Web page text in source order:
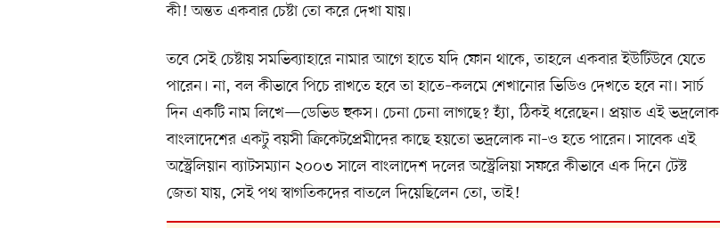
কী! অন্তত একবার চেষ্টা তো করে দেখা যায়।
তবে সেই চেষ্টায় সমভিব্যাহারে নামার আগে হাতে যদি ফোন থাকে, তাহলে একবার ইউটিউবে যেতে
পারেন। না, বল কীভাবে পিচে রাখতে হবে তা হাতে–কলমে শেখানোর ভিডিও দেখতে হবে না। সার্চ
দিন একটি নাম লিখে—ডেভিড হুকস। চেনা চেনা লাগছে? হ্যাঁ, ঠিকই ধরেছেন। প্রয়াত এই ভদ্রলোক
বাংলাদেশের একটু বয়সী ক্রিকেটপ্রেমীদের কাছে হয়তো ভদ্রলোক না–ও হতে পারেন। সাবেক এই
অস্ট্রেলিয়ান ব্যাটসম্যান ২০০৩ সালে বাংলাদেশ দলের অস্ট্রেলিয়া সফরে কীভাবে এক দিনে টেস্ট
জেতা যায়, সেই পথ স্বাগতিকদের বাতলে দিয়েছিলেন তো, তাই!